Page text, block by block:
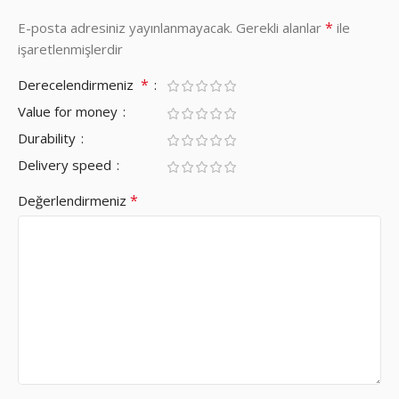
E-posta adresiniz yayınlanmayacak. Gerekli alanlar * ile
işaretlenmişlerdir
Derecelendirmeniz *
Value for money
Durability
Delivery speed
Değerlendirmeniz *